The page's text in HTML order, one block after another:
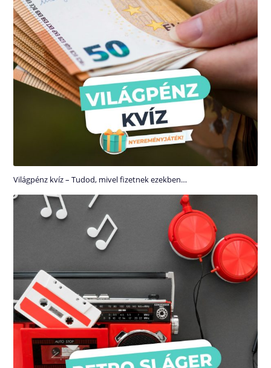
Világpénz kvíz – Tudod, mivel fizetnek ezekben…